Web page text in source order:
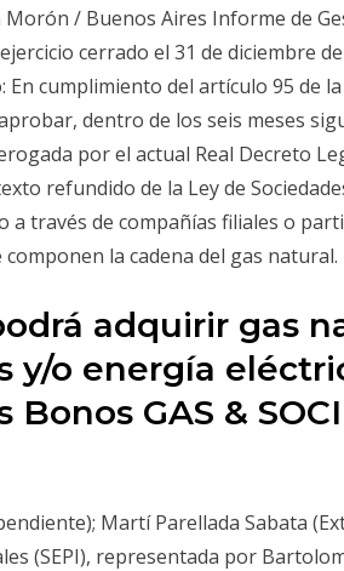
/ Buenos Aires Informe de
cerrado el 31 de diciembre
cumplimiento del artículo 95 de
dentro de los seis meses
por el actual Real Decreto
refundido de la Ley de
a través de compañías filiales o
la cadena del gas natural.
adquirir gas
y/o energía
Bonos GAS &
Martí Parellada Sabata
(SEPI), representada por